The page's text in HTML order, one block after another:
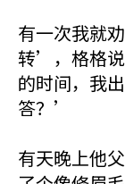
有一次我就
转’，格格
的时间，我
答？’
有天晚上他